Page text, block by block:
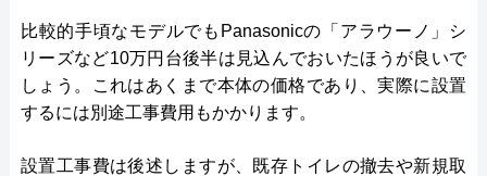
比較的手頃なモデルでもPanasonicの「アラウーノ」シ
リーズなど10万円台後半は見込んでおいたほうが良いで
しょう。これはあくまで本体の価格であり、実際に設置
するには別途工事費用もかかります。
設置工事費は後述しますが、既存トイレの撤去や新規取